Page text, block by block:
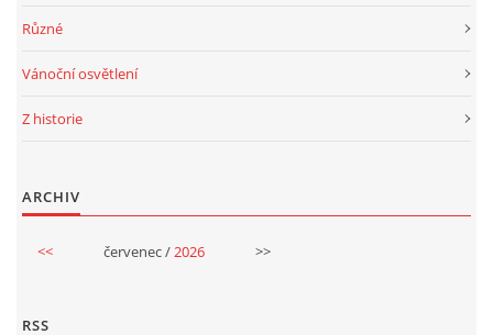
FOTOALBUM
Různé
Vánoční osvětlení
Z historie
ARCHIV
<< červenec /2026 >>
RSS